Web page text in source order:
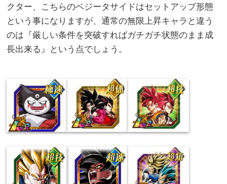
クター、こちらのベジータサイドはセットアップ形態
という事になりますが、通常の無限上昇キャラと違う
のは『厳しい条件を突破すればガチガチ状態のまま成
長出来る』という点でしょう。